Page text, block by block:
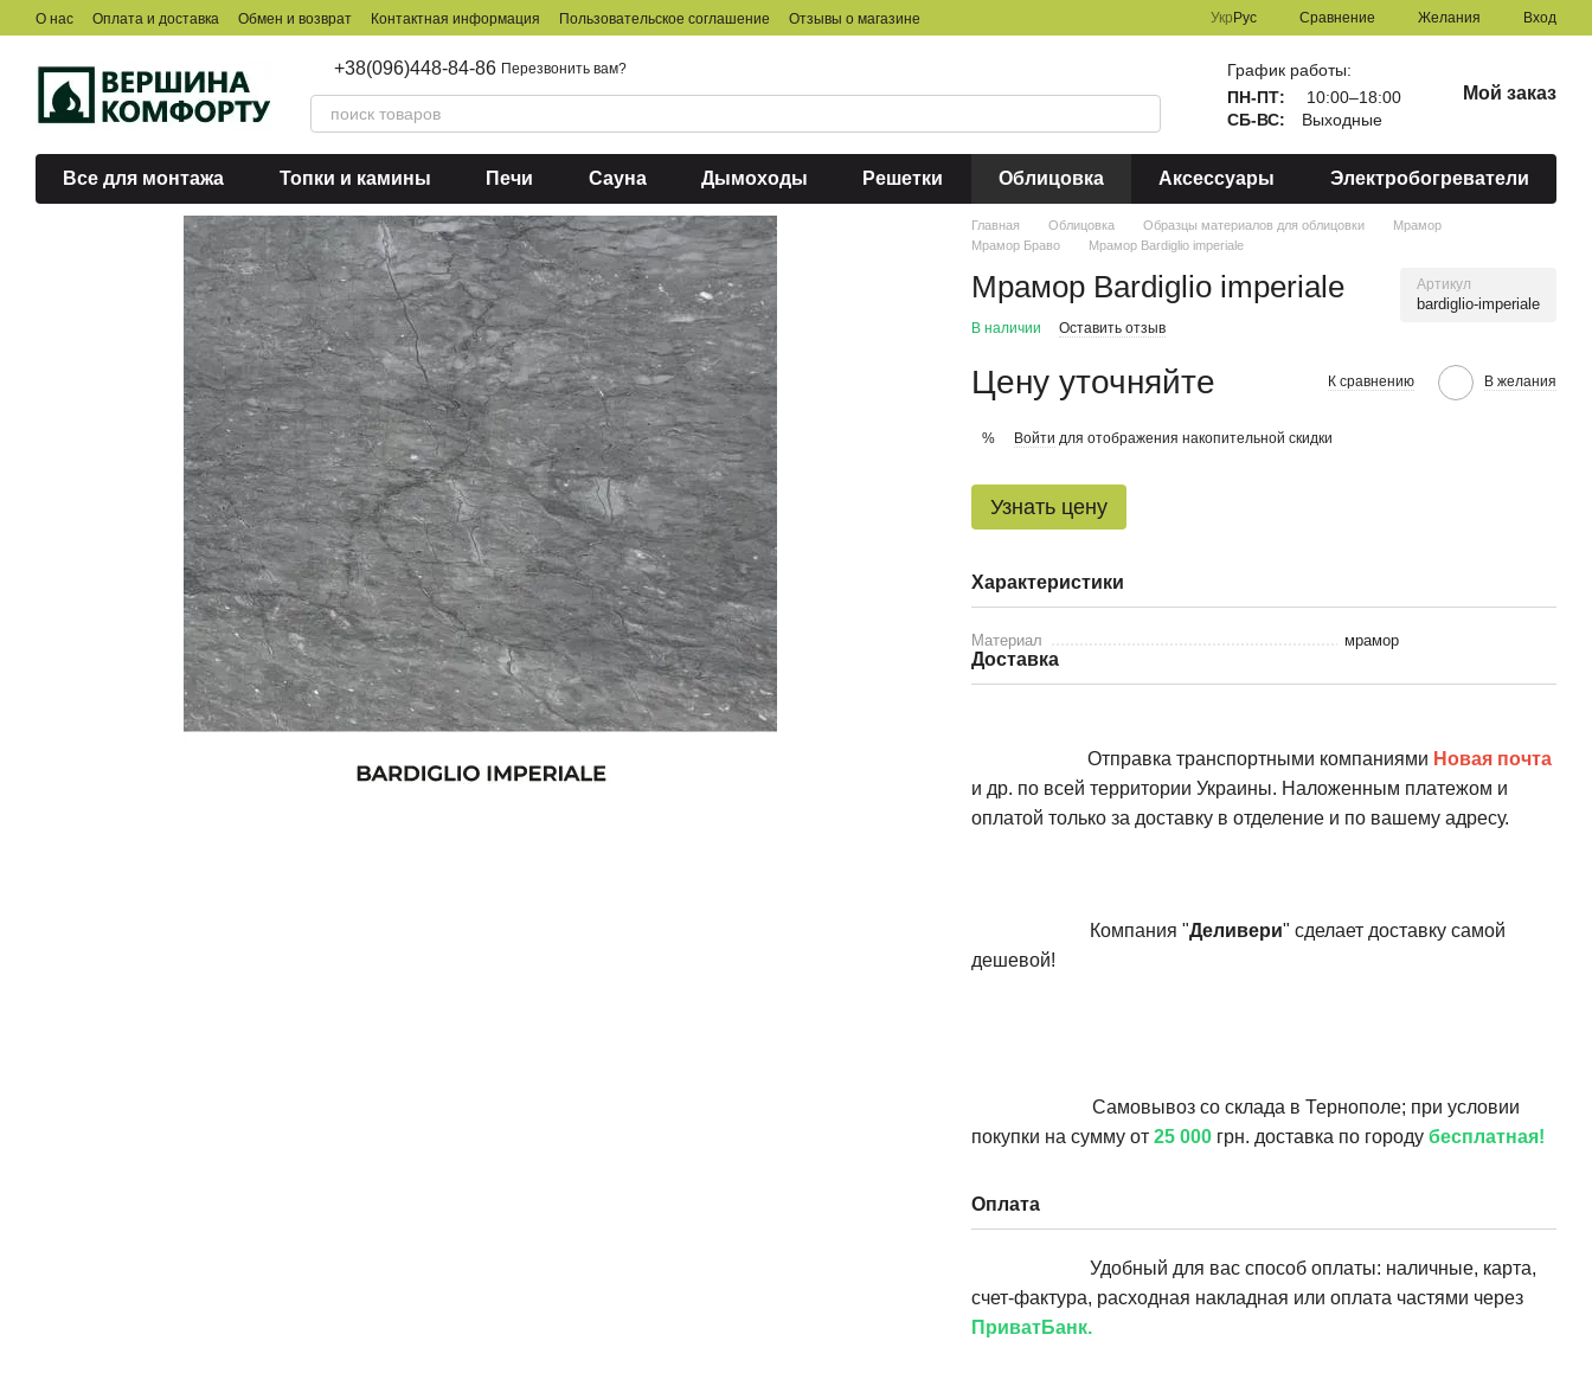
Перейти к основному контенту
О нас Оплата и доставка Обмен и возврат Контактная информация Пользовательское соглашение Отзывы о магазине Укр Рус Сравнение Желания Вход
+38(096)448-84-86 Перезвонить вам?
График работы:
ПН-ПТ:
10:00–18:00
СБ-ВС:
Выходные
Мой заказ
Все для монтажа Топки и камины Печи Сауна Дымоходы Решетки Облицовка Аксессуары Электробогреватели
Главная Облицовка Образцы материалов для облицовки
Мрамор
Мрамор Браво
Мрамор Bardiglio imperiale
Мрамор Bardiglio imperiale Артикул
bardiglio-imperiale
В наличии Оставить отзыв
Цену уточняйте К сравнению В желания
% Войти для отображения накопительной скидки
Узнать цену
Характеристики
Материал мрамор
Доставка
Отправка транспортными компаниями Новая почта
и др. по всей территории Украины. Наложенным платежом и
оплатой только за доставку в отделение и по вашему адресу.
Компания "Деливери" сделает доставку самой
дешевой!
Самовывоз со склада в Тернополе; при условии
покупки на сумму от25 000 грн. доставка по городубесплатная!
Оплата
Удобный для вас способ оплаты: наличные, карта,
счет-фактура, расходная накладная или оплата частями через
ПриватБанк.